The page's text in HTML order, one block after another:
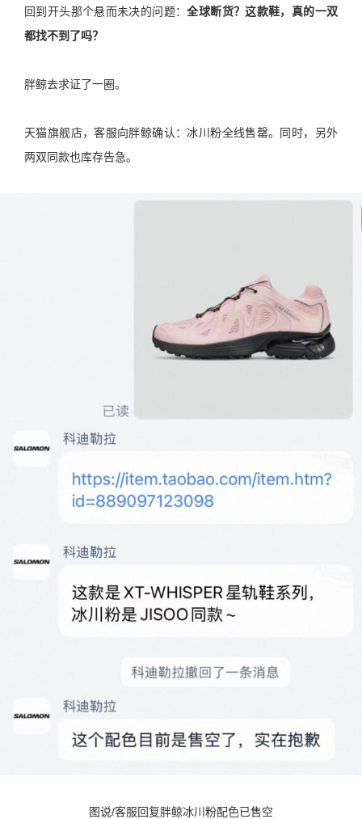
回到开头那个悬而未决的问题：全球断货？这款鞋，真的一双
都找不到了吗？
胖鲸去求证了一圈。
天猫旗舰店，客服向胖鲸确认：冰川粉全线售罄。同时，另外
两双同款也库存告急。
图说/客服回复胖鲸冰川粉配色已售空